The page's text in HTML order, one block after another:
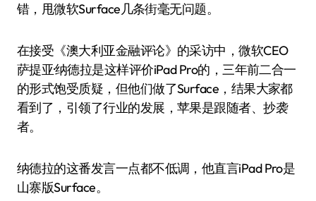
错，甩微软Surface几条街毫无问题。
在接受《澳大利亚金融评论》的采访中，微软CEO
萨提亚·纳德拉是这样评价iPad Pro的，三年前二合一
的形式饱受质疑，但他们做了Surface，结果大家都
看到了，引领了行业的发展，苹果是跟随者、抄袭
者。
纳德拉的这番发言一点都不低调，他直言iPad Pro是
山寨版Surface。